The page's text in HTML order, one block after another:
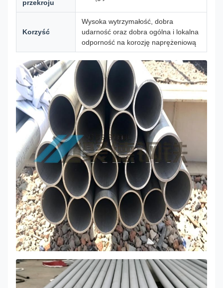
przekroju
Korzyść
Wysoka wytrzymałość, dobra
udarność oraz dobra ogólna i lokalna
odporność na korozję naprężeniową